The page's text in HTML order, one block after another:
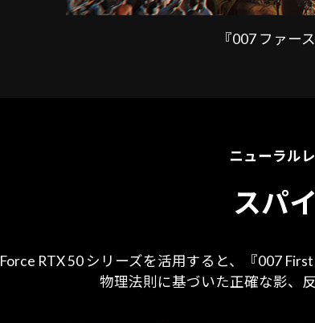
『007 ファー
ニューラル
スパ
RTX 50 シリーズを活用すると、『007
物理法則に基づいた正確な影、